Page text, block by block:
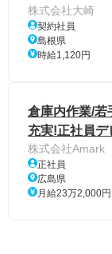
株式会社大崎
契約社員
島根県
時給1,120円
倉庫内作業/若
充実!正社員デ
株式会社Amark
正社員
広島県
月給23万2,000